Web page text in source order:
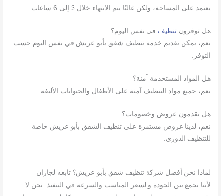
يعتمد على المساحة، ولكن غالبًا يتم الانتهاء خلال 3 إلى 6 ساعات.
هل توفرونتنظيف في نفس اليوم؟
نعم، يمكن تقديم خدمة تنظيف شقق بأبو عريش في نفس اليوم حسب
التوفر.
هل المواد المستخدمة آمنة؟
نعم، جميع مواد التنظيف آمنة على الأطفال والحيوانات الأليفة.
هل تقدمون عروض وخصومات؟
نعم، لدينا عروض مستمرة على تنظيف الشقق بأبو عريش خاصة
للتنظيف الدوري.
لماذا نحن أفضل شركة تنظيف شقق بأبو عريش؟ تابعه لجازان
لأننا نجمع بين الجودة والسعر المناسب والسرعة في التنفيذ. نحن لا